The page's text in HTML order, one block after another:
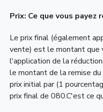
Prix: Ce que vous
Le prix final (également
vente) est le montant que
l'application de la
le montant de la remise
prix initial par (1
prix final de 080.C'est ce